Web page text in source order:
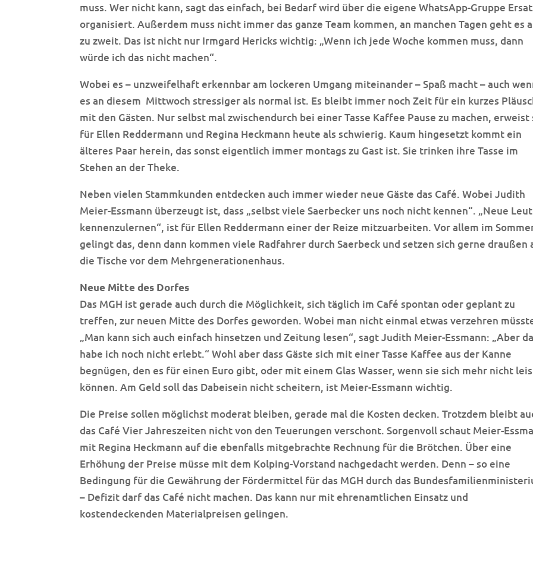
muss. Wer nicht kann, sagt das einfach, bei Bedarf wird über die eigene WhatsApp-Gruppe
organisiert. Außerdem muss nicht immer das ganze Team kommen, an manchen Tagen geht es
zu zweit. Das ist nicht nur Irmgard Hericks wichtig: „Wenn ich jede Woche kommen muss, dann
würde ich das nicht machen“.
Wobei es – unzweifelhaft erkennbar am lockeren Umgang miteinander – Spaß macht – auch
es an diesem Mittwoch stressiger als normal ist. Es bleibt immer noch Zeit für ein kurzes
mit den Gästen. Nur selbst mal zwischendurch bei einer Tasse Kaffee Pause zu machen, erweist
für Ellen Reddermann und Regina Heckmann heute als schwierig. Kaum hingesetzt kommt ein
älteres Paar herein, das sonst eigentlich immer montags zu Gast ist. Sie trinken ihre Tasse im
Stehen an der Theke.
Neben vielen Stammkunden entdecken auch immer wieder neue Gäste das Café. Wobei Judith
Meier-Essmann überzeugt ist, dass „selbst viele Saerbecker uns noch nicht kennen“. „Neue
kennenzulernen“, ist für Ellen Reddermann einer der Reize mitzuarbeiten. Vor allem im
gelingt das, denn dann kommen viele Radfahrer durch Saerbeck und setzen sich gerne draußen
die Tische vor dem Mehrgenerationenhaus.
Neue Mitte des Dorfes
Das MGH ist gerade auch durch die Möglichkeit, sich täglich im Café spontan oder geplant zu
treffen, zur neuen Mitte des Dorfes geworden. Wobei man nicht einmal etwas verzehren
„Man kann sich auch einfach hinsetzen und Zeitung lesen“, sagt Judith Meier-Essmann: „Aber
habe ich noch nicht erlebt.“ Wohl aber dass Gäste sich mit einer Tasse Kaffee aus der Kanne
begnügen, den es für einen Euro gibt, oder mit einem Glas Wasser, wenn sie sich mehr nicht
können. Am Geld soll das Dabeisein nicht scheitern, ist Meier-Essmann wichtig.
Die Preise sollen möglichst moderat bleiben, gerade mal die Kosten decken. Trotzdem bleibt
das Café Vier Jahreszeiten nicht von den Teuerungen verschont. Sorgenvoll schaut Meier-
mit Regina Heckmann auf die ebenfalls mitgebrachte Rechnung für die Brötchen. Über eine
Erhöhung der Preise müsse mit dem Kolping-Vorstand nachgedacht werden. Denn – so eine
Bedingung für die Gewährung der Fördermittel für das MGH durch das
– Defizit darf das Café nicht machen. Das kann nur mit ehrenamtlichen Einsatz und
kostendeckenden Materialpreisen gelingen.